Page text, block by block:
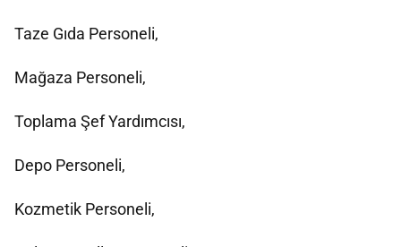
Taze Gıda Personeli,
Mağaza Personeli,
Toplama Şef Yardımcısı,
Depo Personeli,
Kozmetik Personeli,